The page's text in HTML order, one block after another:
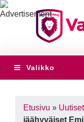
Valikko
Etusivu » Uutiset
jäähyväiset